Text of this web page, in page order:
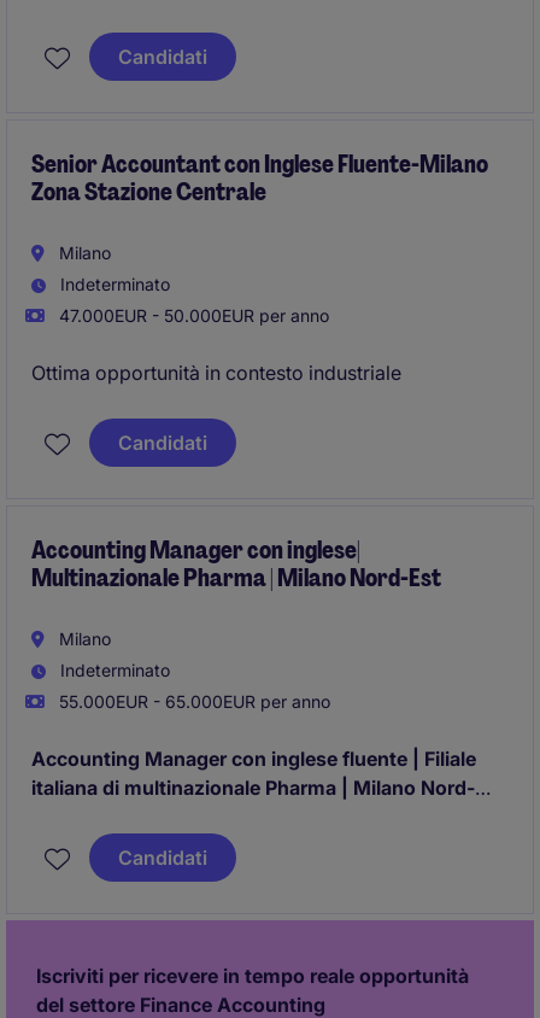
Candidati
Senior Accountant con Inglese Fluente-Milano
Zona Stazione Centrale
Milano
Indeterminato
47.000EUR - 50.000EUR per anno
Ottima opportunità in contesto industriale
Candidati
Accounting Manager con inglese|
Multinazionale Pharma | Milano Nord-Est
Milano
Indeterminato
55.000EUR - 65.000EUR per anno
Accounting Manager con inglese fluente | Filiale
italiana di multinazionale Pharma | Milano Nord-
Candidati
Iscriviti per ricevere in tempo reale opportunità
del settore Finance Accounting